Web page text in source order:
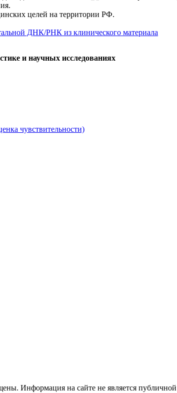
целей на территории РФ.
ДНК/РНК из клинического материала
и научных исследованиях
чувствительности)
Информация на сайте не является публичной